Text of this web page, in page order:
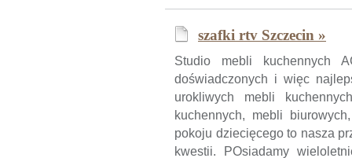
szafki rtv Szczecin »
Studio mebli kuchennych
doświadczonych i więc
urokliwych mebli
kuchennych, mebli
pokoju dziecięcego to nasza
kwestii. POsiadamy